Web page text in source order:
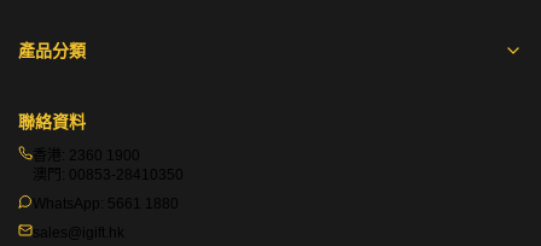
答：是的，iGift提供的日式餐廳制服採用特定的扣具設計，
如隱藏式扣子和傳統繩結，既實用又能增添制服的美觀和獨
特性。
產品分類
聯絡資料
香港: 2360 1900
澳門: 00853-28410350
WhatsApp: 5661 1880
sales@igift.hk